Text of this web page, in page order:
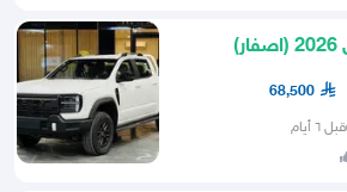
68,500
قبل ٦ أيام